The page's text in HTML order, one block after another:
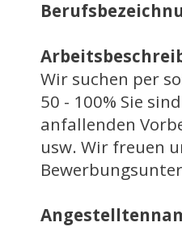
Wir suchen per
50 - 100% Sie
anfallenden
usw. Wir freuen